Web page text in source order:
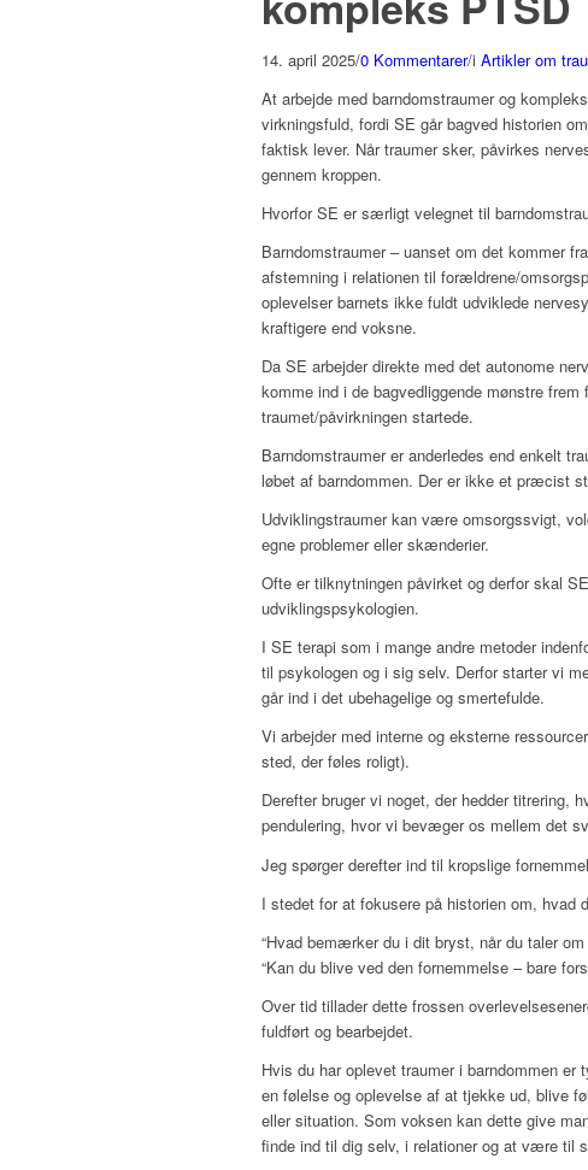
14. april 2025/0 Kommentarer/i Artikler om
At arbejde med barndomstraumer og
virkningsfuld, fordi SE går bagved historien
faktisk lever. Når traumer sker, påvirkes
gennem kroppen.
Hvorfor SE er særligt velegnet til
Barndomstraumer – uanset om det kommer
afstemning i relationen til forældrene/
oplevelser barnets ikke fuldt udviklede
kraftigere end voksne.
Da SE arbejder direkte med det autonome
komme ind i de bagvedliggende mønstre
traumet/påvirkningen startede.
Barndomstraumer er anderledes end enkelt
løbet af barndommen. Der er ikke et præcist
Udviklingstraumer kan være omsorgssvigt,
egne problemer eller skænderier.
Ofte er tilknytningen påvirket og derfor skal
udviklingspsykologien.
I SE terapi som i mange andre metoder
til psykologen og i sig selv. Derfor starter vi
går ind i det ubehagelige og smertefulde.
Vi arbejder med interne og eksterne
sted, der føles roligt).
Derefter bruger vi noget, der hedder titrering,
pendulering, hvor vi bevæger os mellem det
Jeg spørger derefter ind til kropslige
I stedet for at fokusere på historien om, hvad
“Hvad bemærker du i dit bryst, når du taler om
“Kan du blive ved den fornemmelse – bare
Over tid tillader dette frossen
fuldført og bearbejdet.
Hvis du har oplevet traumer i barndommen
en følelse og oplevelse af at tjekke ud, blive
eller situation. Som voksen kan dette give
finde ind til dig selv, i relationer og at være til